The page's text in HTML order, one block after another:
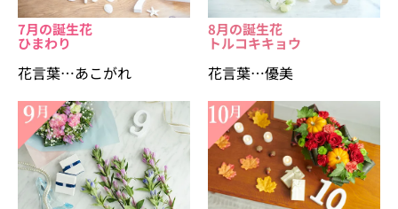
7月の誕生花
ひまわり
花言葉…あこがれ
8月の誕生花
トルコキキョウ
花言葉…優美